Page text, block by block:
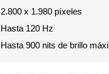
2.800 x 1.980 píxeles
Hasta 120 Hz
Hasta 900 nits de brillo